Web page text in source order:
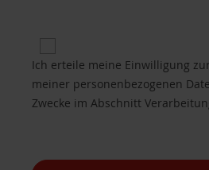
Ich erteile meine Einwilligung
meiner personenbezogenen
Zwecke im Abschnitt